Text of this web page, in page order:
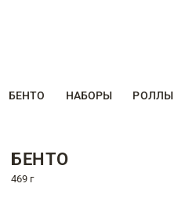
БЕНТО НАБОРЫ РОЛЛЫ
БЕНТО
469 г